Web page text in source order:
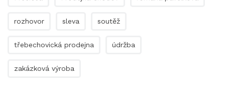
rozhovor sleva soutěž
třebechovická prodejna údržba
zakázková výroba